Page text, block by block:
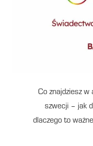
Co znajdziesz
szwecji – jak
dlaczego to